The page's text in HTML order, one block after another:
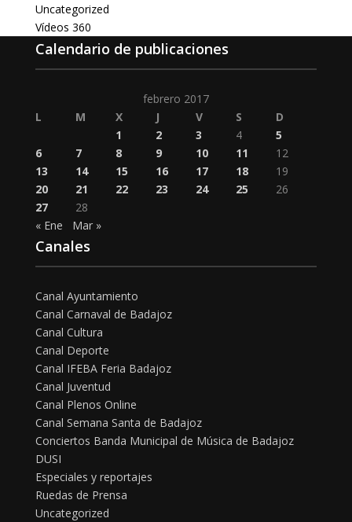
Uncategorized
Vídeos 360
Calendario de publicaciones
febrero 2017
L
M X J V S
D
1
2 3 4
5
6
7 8 9 10 11
12
13
14 15 16 17 18
19
20
21 22 23 24 25
26
27
28
« Ene
Mar »
Canales
Canal Ayuntamiento
Canal Carnaval de Badajoz
Canal Cultura
Canal Deporte
Canal IFEBA Feria Badajoz
Canal Juventud
Canal Plenos Online
Canal Semana Santa de Badajoz
Conciertos Banda Municipal de Música de Badajoz
DUSI
Especiales y reportajes
Ruedas de Prensa
Uncategorized